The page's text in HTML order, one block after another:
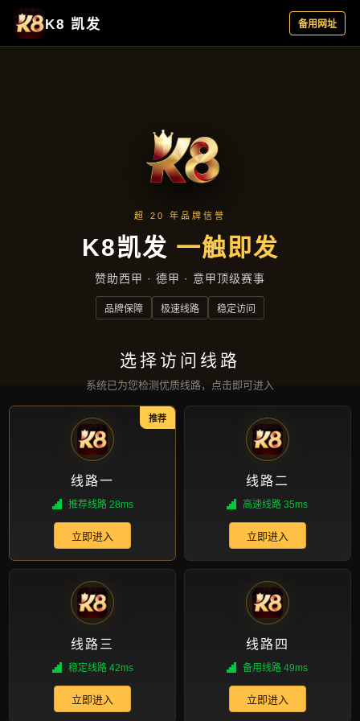
主营产品
首页 主营产品